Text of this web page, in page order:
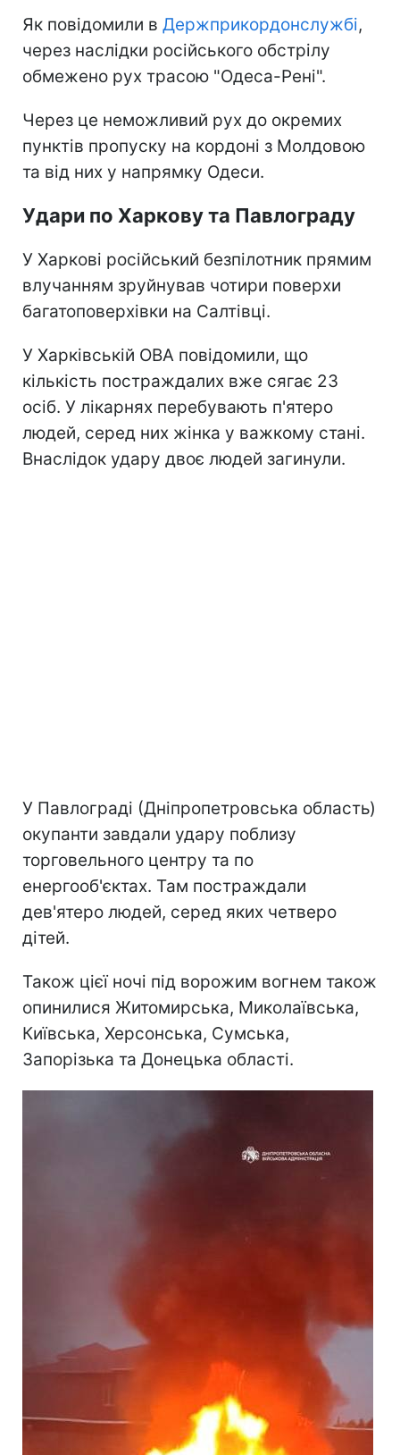
Як повідомили в Держприкордонслужбі,
через наслідки російського обстрілу
обмежено рух трасою "Одеса-Рені".
Через це неможливий рух до окремих
пунктів пропуску на кордоні з Молдовою
та від них у напрямку Одеси.
Удари по Харкову та Павлограду
У Харкові російський безпілотник прямим
влучанням зруйнував чотири поверхи
багатоповерхівки на Салтівці.
У Харківській ОВА повідомили, що
кількість постраждалих вже сягає 23
осіб. У лікарнях перебувають п'ятеро
людей, серед них жінка у важкому стані.
Внаслідок удару двоє людей загинули.
У Павлограді (Дніпропетровська область)
окупанти завдали удару поблизу
торговельного центру та по
енергооб'єктах. Там постраждали
дев'ятеро людей, серед яких четверо
дітей.
Також цієї ночі під ворожим вогнем також
опинилися Житомирська, Миколаївська,
Київська, Херсонська, Сумська,
Запорізька та Донецька області.